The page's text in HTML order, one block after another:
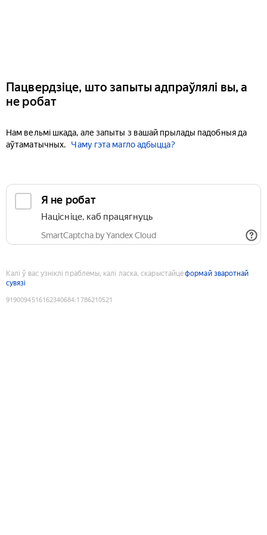
Пацвердзіце, што запыты адпраўлялі вы, а
не робат
Нам вельмі шкада, але запыты з вашай прылады падобныя да
аўтаматычных.
Чаму гэта магло адбыцца?
Я не робат
Націсніце, каб працягнуць
SmartCaptcha by Yandex Cloud
Калі ў вас узніклі праблемы, калі ласка, скарыстайцеформай зваротнай
сувязі
9190094516162340684:1786210521